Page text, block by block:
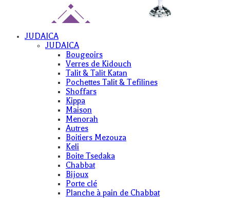
JUDAICA
JUDAICA
Bougeoirs
Verres de Kidouch
Talit & Talit Katan
Pochettes Talit & Tefilines
Shoffars
Kippa
Maison
Menorah
Autres
Boitiers Mezouza
Keli
Boite Tsedaka
Chabbat
Bijoux
Porte clé
Planche à pain de Chabbat